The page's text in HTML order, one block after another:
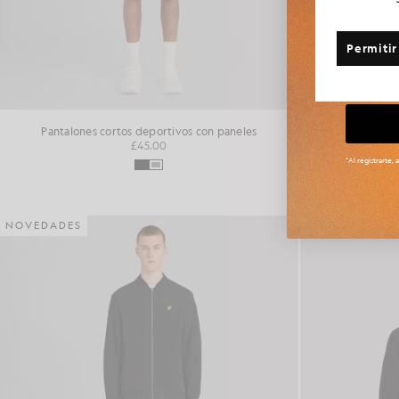
Pantalones cortos deportivos con paneles
£45.00
NOVEDADES
*Al registrarte,